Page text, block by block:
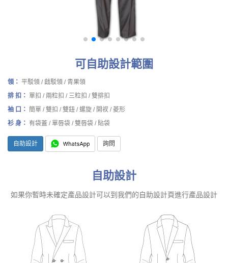
可自助設計範圍
領： 平駁領 / 戧駁領 / 青果領
排 扣： 單扣 / 兩粒扣 / 三粒扣 / 雙排扣
袖 口： 簡單 / 雙扣 / 雙鈕 / 螺旋 / 開衩 / 菱形
衫 身： 有袋蓋 / 單唇袋 / 雙唇袋 / 貼袋
自助設計 詢問
自助設計
如果你暫時未確定產品設計可以到我們的自助設計頁進行產品設計